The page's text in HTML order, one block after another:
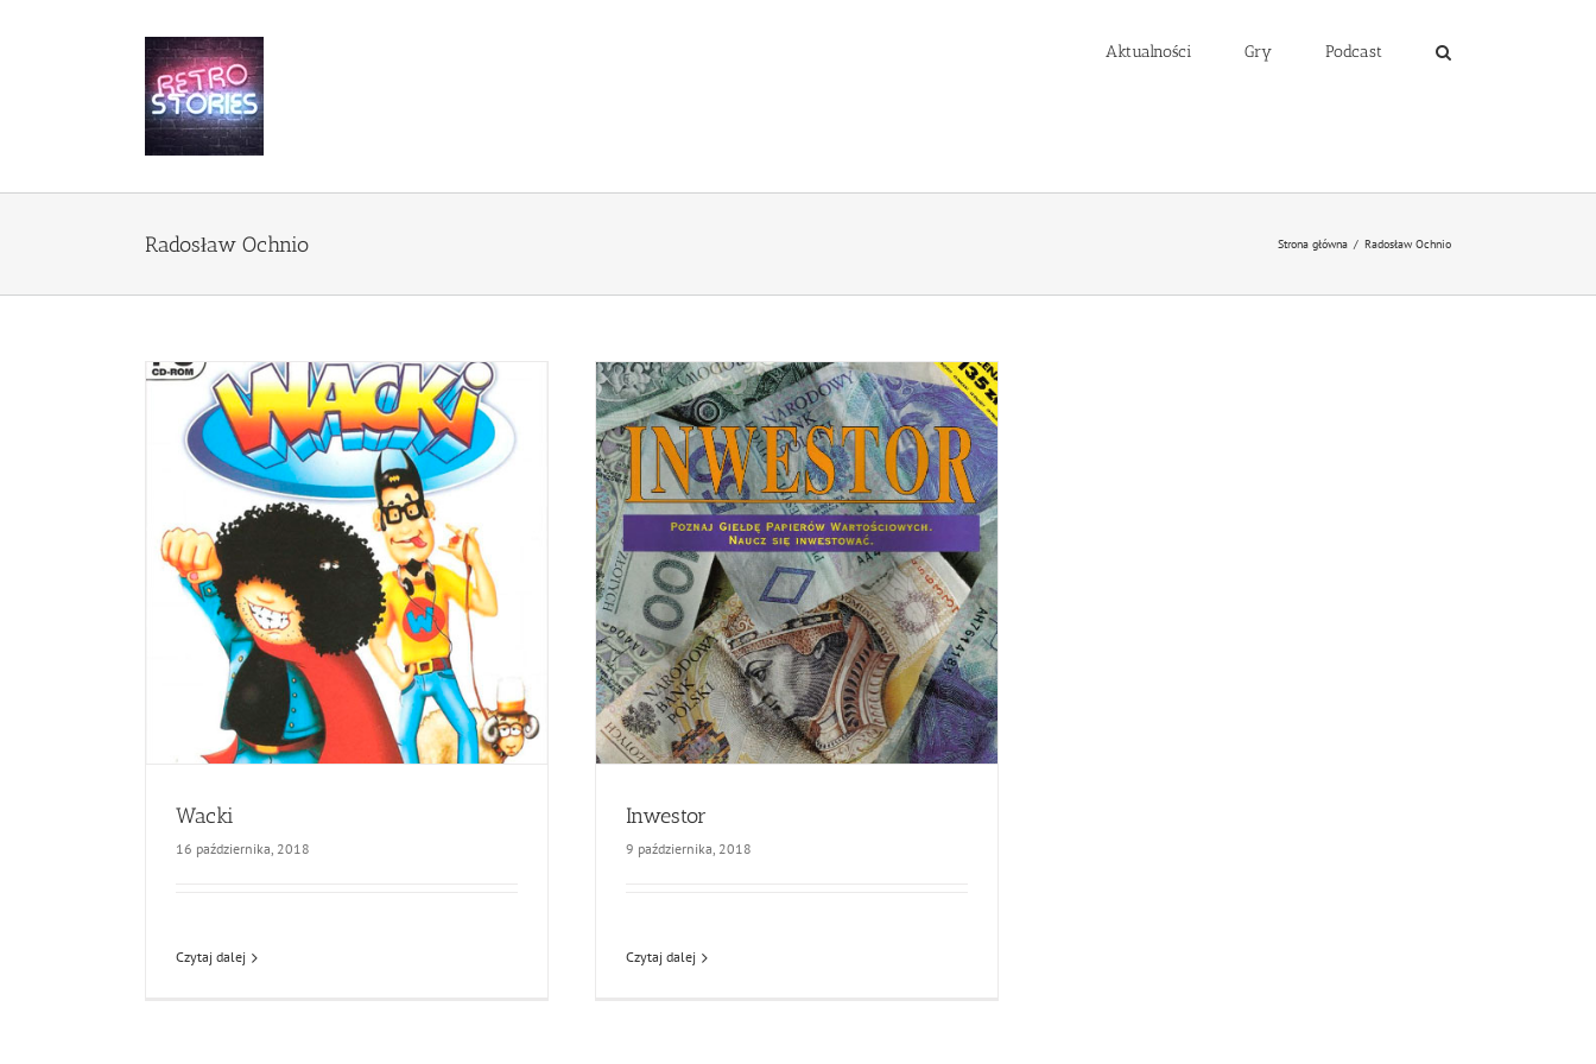
Aktualności Gry Podcast
Radosław Ochnio Strona główna / Radosław Ochnio
Wacki
16 października, 2018
Czytaj dalej
Inwestor
9 października, 2018
Czytaj dalej